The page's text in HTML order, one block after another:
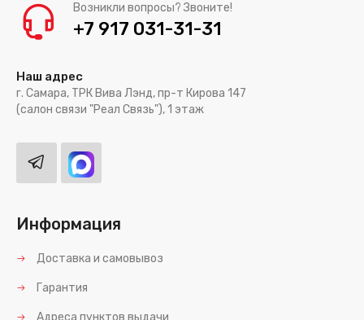
Возникли вопросы? Звоните!
+7 917 031-31-31
Наш адрес
г. Самара, ТРК Вива Лэнд, пр-т Кирова 147
(салон связи "Реал Связь"), 1 этаж
Информация
Доставка и самовывоз
Гарантия
Адреса пунктов выдачи